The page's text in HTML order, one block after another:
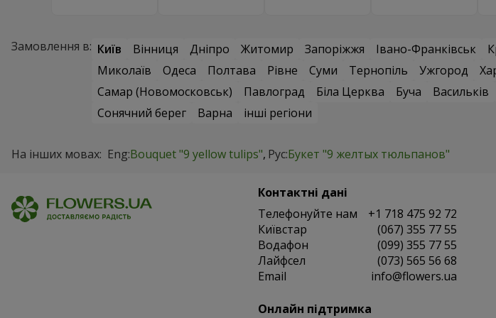
Замовлення в: Київ Вінниця Дніпро Житомир Запоріжжя Івано-Франківськ
Миколаїв
Одеса Полтава Рівне Суми Тернопіль Ужгород
Самар (Новомосковськ)
Павлоград Біла Церква Буча Васильків
Сонячний берег
Варна інші регіони
На інших мовах: Eng:Bouquet "9 yellow tulips" Рус:Букет "9 желтых тюльпанов"
Контактні дані
Телефонуйте нам
+1 718 475 92 72
Київстар
(067) 355 77 55
Водафон
(099) 355 77 55
Лайфсел
(073) 565 56 68
Email
info@flowers.ua
Онлайн підтримка